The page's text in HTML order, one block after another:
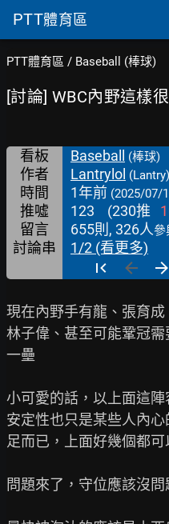
PTT體育區
PTT體育區 / Baseball (棒球)
[討論] WBC內野這樣
看板 Baseball (棒球)
作者 Lantrylol (Lantry)
時間 1年前 (2025/07/
推噓 123 (230推
留言
655則, 326人參
討論串 1/2 (看更多)
現在內野手有龍、張育
林子偉、甚至可能鞏冠需
一壘
小可愛的話，以上面這
安定性也只是某些人內
足而已，上面好幾個都
問題來了，守位應該沒